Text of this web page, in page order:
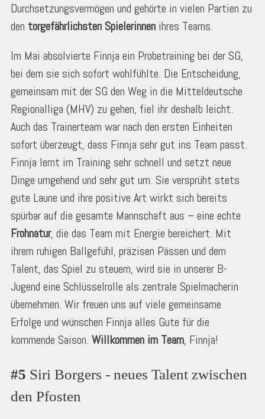
Durchsetzungsvermögen und gehörte in vielen Partien zu
den torgefährlichsten Spielerinnen ihres Teams.
Im Mai absolvierte Finnja ein Probetraining bei der SG,
bei dem sie sich sofort wohlfühlte. Die Entscheidung,
gemeinsam mit der SG den Weg in die Mitteldeutsche
Regionalliga (MHV) zu gehen, fiel ihr deshalb leicht.
Auch das Trainerteam war nach den ersten Einheiten
sofort überzeugt, dass Finnja sehr gut ins Team passt.
Finnja lernt im Training sehr schnell und setzt neue
Dinge umgehend und sehr gut um. Sie versprüht stets
gute Laune und ihre positive Art wirkt sich bereits
spürbar auf die gesamte Mannschaft aus – eine echte
Frohnatur, die das Team mit Energie bereichert. Mit
ihrem ruhigen Ballgefühl, präzisen Pässen und dem
Talent, das Spiel zu steuern, wird sie in unserer B-
Jugend eine Schlüsselrolle als zentrale Spielmacherin
übernehmen. Wir freuen uns auf viele gemeinsame
Erfolge und wünschen Finnja alles Gute für die
kommende Saison. Willkommen im Team, Finnja!
#5 Siri Borgers - neues Talent zwischen
den Pfosten